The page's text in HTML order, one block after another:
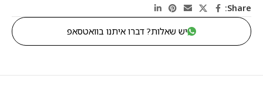
Share:
יש שאלות? דברו איתנו בוואטסאפ